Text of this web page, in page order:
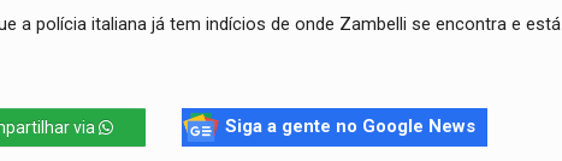
a polícia italiana já tem indícios de onde Zambelli se encontra e está
via Siga a gente no Google News